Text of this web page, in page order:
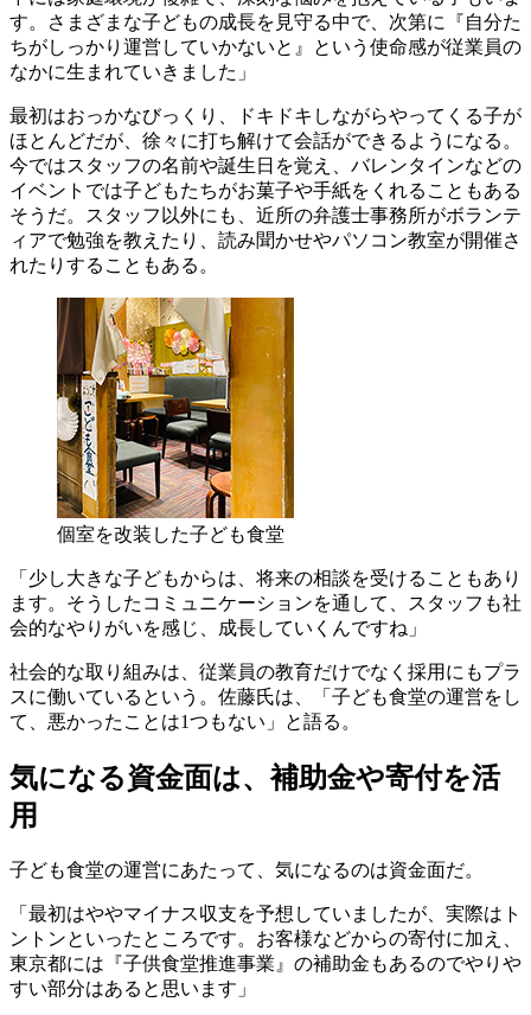
す。さまざまな子どもの成長を見守る中で、次第に『自分た
ちがしっかり運営していかないと』という使命感が従業員の
なかに生まれていきました」
最初はおっかなびっくり、ドキドキしながらやってくる子が
ほとんどだが、徐々に打ち解けて会話ができるようになる。
今ではスタッフの名前や誕生日を覚え、バレンタインなどの
イベントでは子どもたちがお菓子や手紙をくれることもある
そうだ。スタッフ以外にも、近所の弁護士事務所がボランテ
ィアで勉強を教えたり、読み聞かせやパソコン教室が開催さ
れたりすることもある。
個室を改装した子ども食堂
「少し大きな子どもからは、将来の相談を受けることもあり
ます。そうしたコミュニケーションを通して、スタッフも社
会的なやりがいを感じ、成長していくんですね」
社会的な取り組みは、従業員の教育だけでなく採用にもプラ
スに働いているという。佐藤氏は、「子ども食堂の運営をし
て、悪かったことは1つもない」と語る。
気になる資金面は、補助金や寄付を活
用
子ども食堂の運営にあたって、気になるのは資金面だ。
「最初はややマイナス収支を予想していましたが、実際はト
ントンといったところです。お客様などからの寄付に加え、
東京都には『子供食堂推進事業』の補助金もあるのでやりや
すい部分はあると思います」